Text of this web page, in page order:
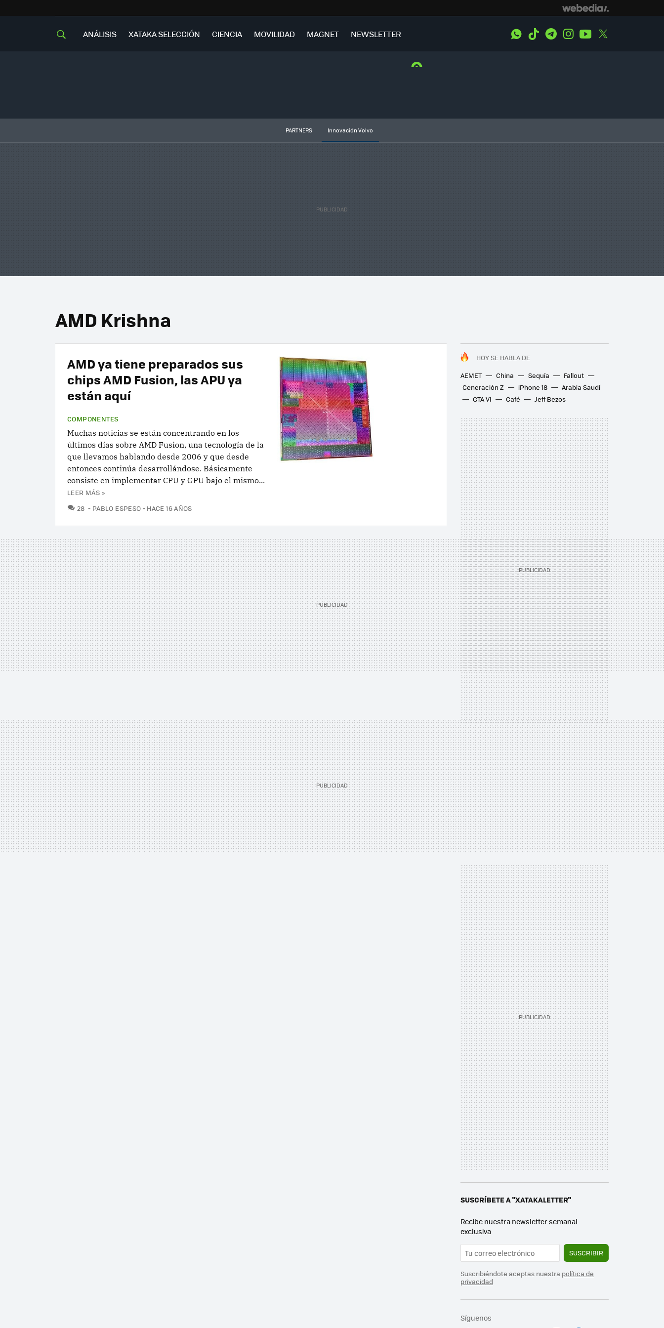
ANÁLISIS XATAKA SELECCIÓN CIENCIA MOVILIDAD MAGNET NEWSLETTER WhatsApp
Tiktok TelegramInstagramYoutube
PARTNERS Innovación Volvo
AMD Krishna
HOY SE HABLA DE
AEMET
China Sequía
Fallout
Generación Z
iPhone 18
Arabia Saudí
GTA VI
Café Jeff Bezos
AMD ya tiene preparados sus
chips AMD Fusion, las APU ya
están aquí
COMPONENTES
Muchas noticias se están concentrando en los
últimos días sobre AMD Fusion, una tecnología de la
que llevamos hablando desde 2006 y que desde
entonces continúa desarrollándose. Básicamente
consiste en implementar CPU y GPU bajo el mismo...
LEER MÁS »
28 COMENTARIOS
PABLO ESPESO HACE 16 AÑOS
SUSCRÍBETE A "XATAKALETTER"
Recibe nuestra newsletter semanal
exclusiva
SUSCRIBIR
Suscribiéndote aceptas nuestra política de
privacidad
Síguenos